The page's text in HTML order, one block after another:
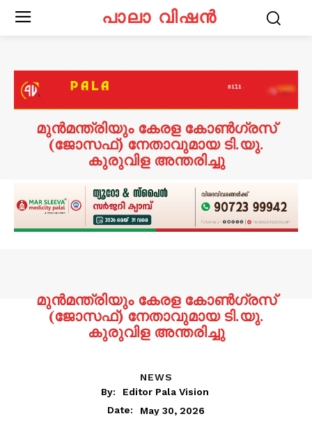
പാലാ വിഷൻ
മുൻമന്ത്രിയും കേരള കോൺഗ്രസ്
(ജോസഫ്) നേതാവുമായ ടി.യു.
കുരുവിള അന്തരിച്ചു
മുൻമന്ത്രിയും കേരള കോൺഗ്രസ്
(ജോസഫ്) നേതാവുമായ ടി.യു.
കുരുവിള അന്തരിച്ചു
NEWS
By:
Editor Pala Vision
Date:
May 30, 2026